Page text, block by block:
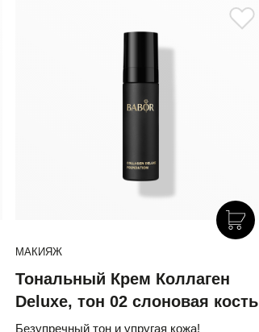
МАКИЯЖ
Тональный Крем Коллаген
Deluxe, тон 02 слоновая кость
Безупречный тон и упругая кожа!